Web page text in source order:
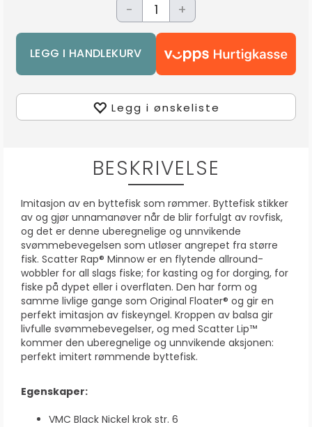
- +
Legg i ønskeliste
BESKRIVELSE
Imitasjon av en byttefisk som rømmer. Byttefisk stikker
av og gjør unnamanøver når de blir forfulgt av rovfisk,
og det er denne uberegnelige og unnvikende
svømmebevegelsen som utløser angrepet fra større
fisk. Scatter Rap® Minnow er en flytende allround-
wobbler for all slags fiske; for kasting og for dorging, for
fiske på dypet eller i overflaten. Den har form og
samme livlige gange som Original Floater® og gir en
perfekt imitasjon av fiskeyngel. Kroppen av balsa gir
livfulle svømmebevegelser, og med Scatter Lip™
kommer den uberegnelige og unnvikende aksjonen:
perfekt imitert rømmende byttefisk.
Egenskaper:
VMC Black Nickel krok str. 6